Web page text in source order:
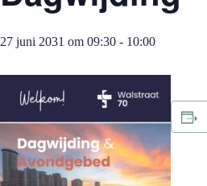
27 juni 2031 om 09:30 - 10:00